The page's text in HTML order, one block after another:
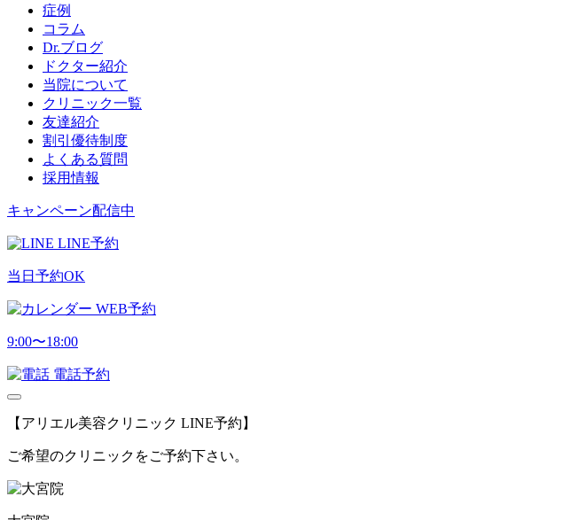
症例
コラム
Dr.ブログ
ドクター紹介
当院について
クリニック一覧
友達紹介
割引優待制度
よくある質問
採用情報
キャンペーン配信中
LINE予約
当日予約OK
WEB予約
9:00〜18:00
電話予約
【アリエル美容クリニック LINE予約】
ご希望のクリニックをご予約下さい。